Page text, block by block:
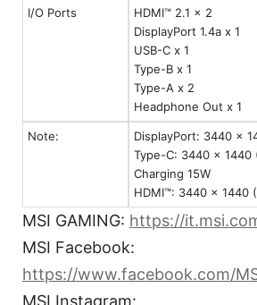
I/O Ports
HDMI™ 2.1 x 2
DisplayPort 1.4a x 1
USB-C x 1
Type-B x 1
Type-A x 2
Headphone Out x 1
Note:
DisplayPort: 3440 x
Type-C: 3440 x 1440
Charging 15W
HDMI™: 3440 x 1440
MSI GAMING: https://
MSI Facebook:
https://www.facebook.com/
MSI Instagram: